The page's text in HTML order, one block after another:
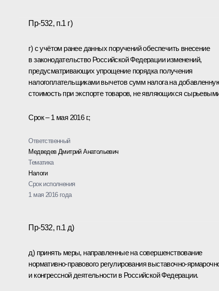
Пр-532, п.1 г)
г) с учётом ранее данных поручений обеспечить внесение
в законодательство Российской Федерации изменений,
предусматривающих упрощение порядка получения
налогоплательщиками вычетов сумм налога на
стоимость при экспорте товаров, не являющихся
Срок – 1 мая 2016 г.;
Ответственный
Медведев Дмитрий Анатольевич
Тематика
Налоги
Срок исполнения
1 мая 2016 года
Пр-532, п.1 д)
д) принять меры, направленные на совершенствование
нормативно-правового регулирования выставочно-
и конгрессной деятельности в Российской Федерации.